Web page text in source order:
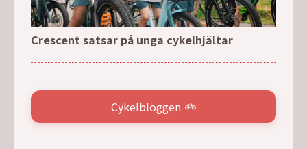
Crescent satsar på unga cykelhjältar
Cykelbloggen